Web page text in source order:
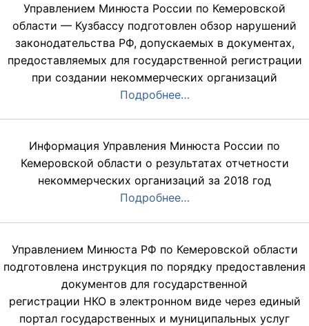
Управлением Минюста России по Кемеровской
области — Кузбассу подготовлен обзор нарушений
законодательства РФ, допускаемых в документах,
предоставляемых для государственной регистрации
при создании некоммерческих организаций
Подробнее…
Информация Управления Минюста России по
Кемеровской области о результатах отчетности
некоммерческих организаций за 2018 год
Подробнее…
Управлением Минюста РФ по Кемеровской области
подготовлена инструкция по порядку предоставления
документов для государственной
регистрации НКО в электронном виде через единый
портал государственных и муниципальных услуг